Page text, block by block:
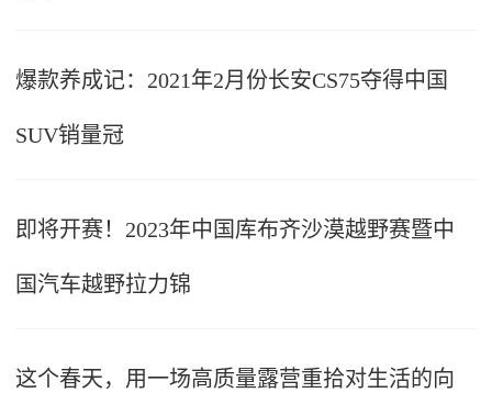
爆款养成记：2021年2月份长安CS75夺得中国
SUV销量冠
即将开赛！2023年中国库布齐沙漠越野赛暨中
国汽车越野拉力锦
这个春天，用一场高质量露营重拾对生活的向